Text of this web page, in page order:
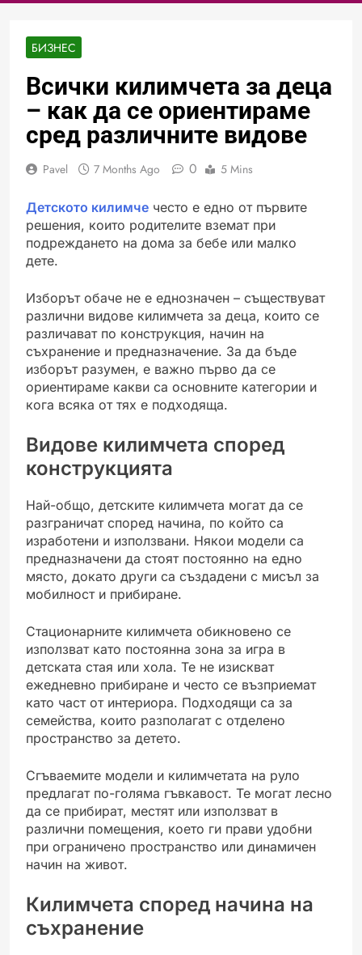
БИЗНЕС
Всички килимчета за деца
– как да се ориентираме
сред различните видове
Pavel 7 Months Ago 0 5 Mins
Детското килимче често е едно от първите
решения, които родителите вземат при
подреждането на дома за бебе или малко
дете.
Изборът обаче не е еднозначен – съществуват
различни видове килимчета за деца, които се
различават по конструкция, начин на
съхранение и предназначение. За да бъде
изборът разумен, е важно първо да се
ориентираме какви са основните категории и
кога всяка от тях е подходяща.
Видове килимчета според
конструкцията
Най-общо, детските килимчета могат да се
разграничат според начина, по който са
изработени и използвани. Някои модели са
предназначени да стоят постоянно на едно
място, докато други са създадени с мисъл за
мобилност и прибиране.
Стационарните килимчета обикновено се
използват като постоянна зона за игра в
детската стая или хола. Те не изискват
ежедневно прибиране и често се възприемат
като част от интериора. Подходящи са за
семейства, които разполагат с отделено
пространство за детето.
Сгъваемите модели и килимчетата на руло
предлагат по-голяма гъвкавост. Те могат лесно
да се прибират, местят или използват в
различни помещения, което ги прави удобни
при ограничено пространство или динамичен
начин на живот.
Килимчета според начина на
съхранение